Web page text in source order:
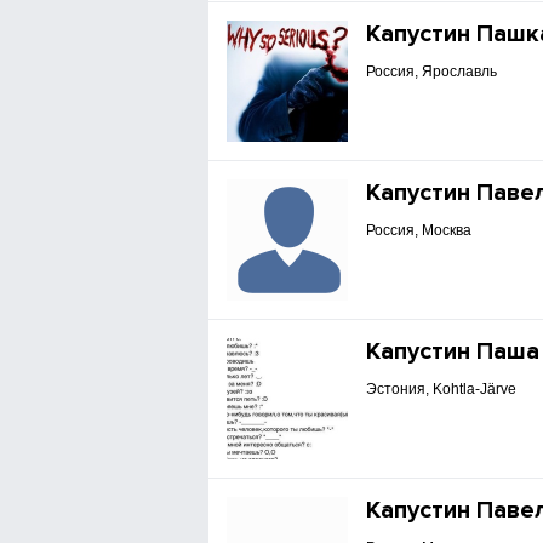
Капустин
Россия, Ярославль
Капустин
Россия, Москва
Капустин Паша
Эстония, Kohtla-Järve
Капустин